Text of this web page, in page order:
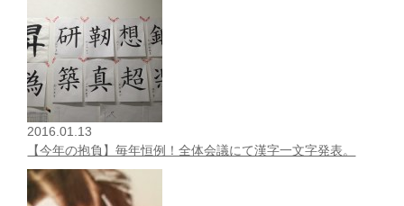
2016.01.13
【今年の抱負】毎年恒例！全体会議にて漢字一文字発表。